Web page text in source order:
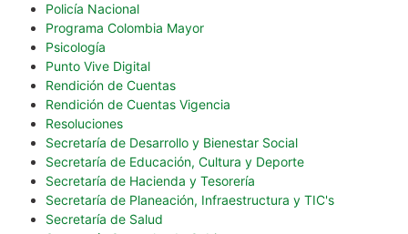
Policía Nacional
Programa Colombia Mayor
Psicología
Punto Vive Digital
Rendición de Cuentas
Rendición de Cuentas Vigencia
Resoluciones
Secretaría de Desarrollo y Bienestar Social
Secretaría de Educación, Cultura y Deporte
Secretaría de Hacienda y Tesorería
Secretaría de Planeación, Infraestructura y TIC's
Secretaría de Salud